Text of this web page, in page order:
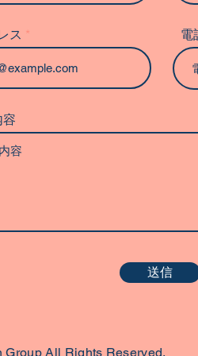
ス 電
送信
All Rights Reserved.